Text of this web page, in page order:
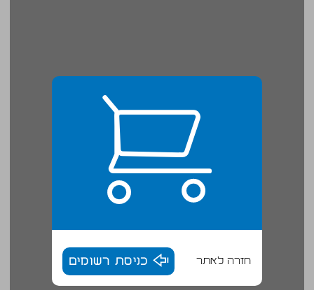
חזרה לאתר כניסת רשומים